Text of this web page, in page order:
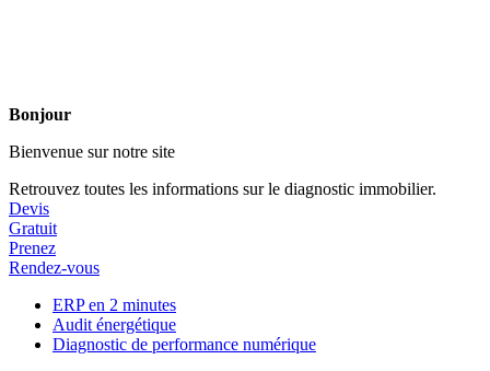
Bonjour
Bienvenue sur notre site
Retrouvez toutes les informations sur le diagnostic immobilier.
Devis
Gratuit
Prenez
Rendez-vous
ERP en 2 minutes
Audit énergétique
Diagnostic de performance numérique